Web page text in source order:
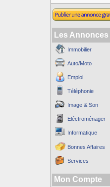
Les Annonces
Immobilier
Auto/Moto
Emploi
Téléphonie
Image & Son
Eléctroménager
Informatique
Bonnes Affaires
Services
Mon Compte